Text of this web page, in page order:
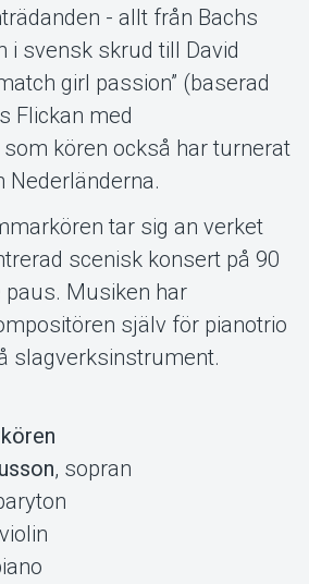
- allt från Bachs
i svensk skrud till David
girl passion” (baserad
Flickan med
kören också har turnerat
Nederländerna.
tar sig an verket
scenisk konsert på 90
Musiken har
själv för pianotrio
slagverksinstrument.
, sopran